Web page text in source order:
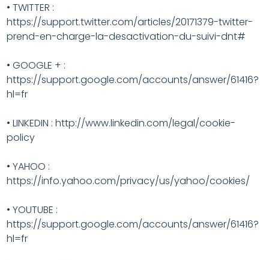
• TWITTER :
https://support.twitter.com/articles/20171379-twitter-
prend-en-charge-la-desactivation-du-suivi-dnt#
• GOOGLE + :
https://support.google.com/accounts/answer/61416?
hl=fr
• LINKEDIN : http://www.linkedin.com/legal/cookie-
policy
• YAHOO :
https://info.yahoo.com/privacy/us/yahoo/cookies/
• YOUTUBE :
https://support.google.com/accounts/answer/61416?
hl=fr